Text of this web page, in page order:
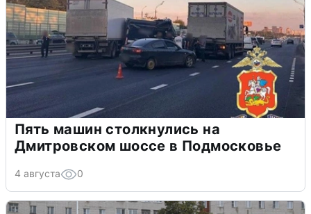
Пять машин столкнулись на
Дмитровском шоссе в Подмосковье
4 августа 0